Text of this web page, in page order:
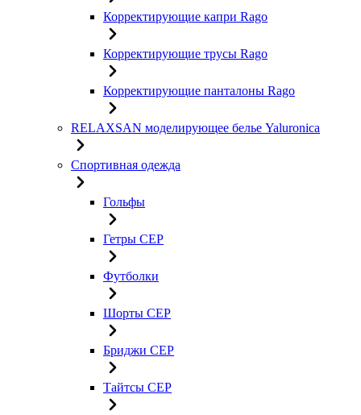
Корректирующие капри Rago
Корректирующие трусы Rago
Корректирующие панталоны Rago
RELAXSAN моделирующее белье Yaluroniсa
Спортивная одежда
Гольфы
Гетры CEP
Футболки
Шорты CEP
Бриджи CEP
Тайтсы CEP